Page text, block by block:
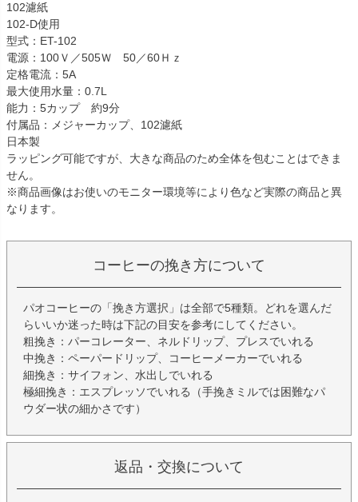
102濾紙
102-D使用
型式：ET-102
電源：100Ｖ／505Ｗ 50／60Ｈｚ
定格電流：5A
最大使用水量：0.7L
能力：5カップ 約9分
付属品：メジャーカップ、102濾紙
日本製
ラッピング可能ですが、大きな商品のため全体を包むことはできま
せん。
※商品画像はお使いのモニター環境等により色など実際の商品と異
なります。
コーヒーの挽き方について
パオコーヒーの「挽き方選択」は全部で5種類。どれを選んだ
らいいか迷った時は下記の目安を参考にしてください。
粗挽き：パーコレーター、ネルドリップ、プレスでいれる
中挽き：ペーパードリップ、コーヒーメーカーでいれる
細挽き：サイフォン、水出しでいれる
極細挽き：エスプレッソでいれる（手挽きミルでは困難なパ
ウダー状の細かさです）
返品・交換について